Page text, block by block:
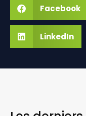
Facebook
LinkedIn